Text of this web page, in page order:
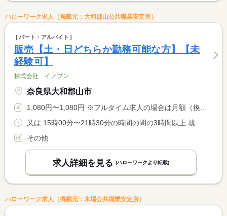
ハローワーク求人（掲載元：大和郡山公共職業安定所）
パート・アルバイト
販売【土・日どちらか勤務可能な方】【未
経験可】
株式会社 イノブン
奈良県大和郡山市
1,080円〜1,080円 ※フルタイム求人の場合は月額（換算額）、パート求人の場合は時間額を表示しています。
又は 15時00分〜21時30分の時間の間の3時間以上 就業時間に関する特記事項 ＊就業時間・曜日は固定でのシフトを組んでいます。
その他
求人詳細を見る (ハローワークより転載)
ハローワーク求人（掲載元：木場公共職業安定所）